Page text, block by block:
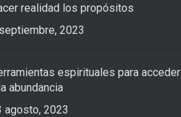
realidad los propósitos
2023
espirituales para acceder
abundancia
agosto, 2023